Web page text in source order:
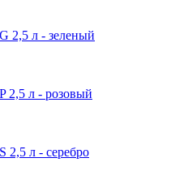
2,5 л - зеленый
2,5 л - розовый
2,5 л - серебро